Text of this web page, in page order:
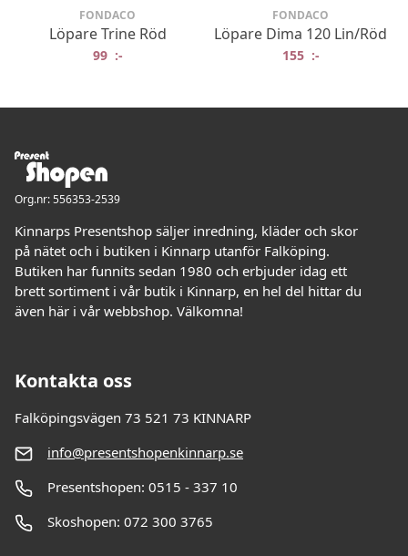
FONDACO
Löpare Trine Röd
99 :-
FONDACO
Löpare Dima 120 Lin/Röd
155 :-
Org.nr: 556353-2539
Kinnarps Presentshop säljer inredning, kläder och skor
på nätet och i butiken i Kinnarp utanför Falköping.
Butiken har funnits sedan 1980 och erbjuder idag ett
brett sortiment i vår butik i Kinnarp, en hel del hittar du
även här i vår webbshop. Välkomna!
Kontakta oss
Falköpingsvägen 73 521 73 KINNARP
info@presentshopenkinnarp.se
Presentshopen: 0515 - 337 10
Skoshopen: 072 300 3765